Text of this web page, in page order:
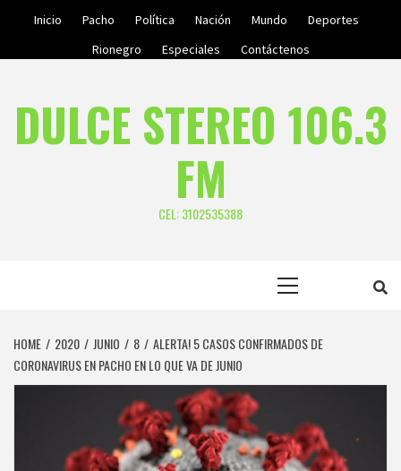
Inicio Pacho Política Nación Mundo
Deportes
Rionegro
Especiales Contáctenos
DULCE STEREO 106.3
FM
CEL: 3102535388
HOME 2020 JUNIO 8
ALERTA! 5 CASOS CONFIRMADOS DE
CORONAVIRUS EN PACHO EN LO QUE VA DE JUNIO